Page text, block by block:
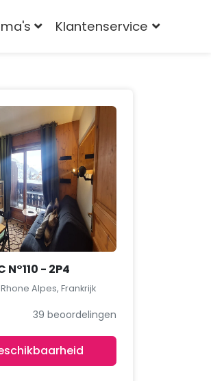
Klantenservice
- 2P4
Alpes, Frankrijk
39 beoordelingen